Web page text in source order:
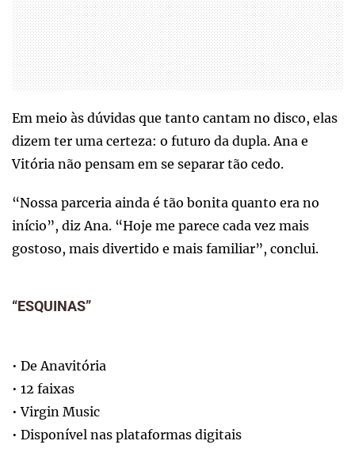
Em meio às dúvidas que tanto cantam no disco, elas
dizem ter uma certeza: o futuro da dupla. Ana e
Vitória não pensam em se separar tão cedo.
“Nossa parceria ainda é tão bonita quanto era no
início”, diz Ana. “Hoje me parece cada vez mais
gostoso, mais divertido e mais familiar”, conclui.
“ESQUINAS”
• De Anavitória
• 12 faixas
• Virgin Music
• Disponível nas plataformas digitais